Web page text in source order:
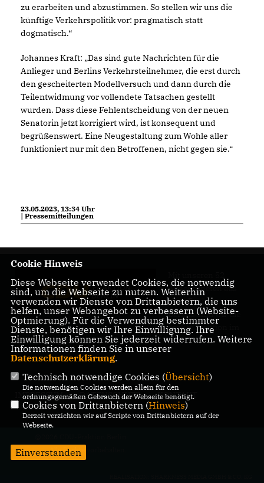
zu erarbeiten und abzustimmen. So stellen wir uns die
künftige Verkehrspolitik vor: pragmatisch statt
dogmatisch.“
Johannes Kraft: „Das sind gute Nachrichten für die
Anlieger und Berlins Verkehrsteilnehmer, die erst durch
den gescheiterten Modellversuch und dann durch die
Teilentwidmung vor vollendete Tatsachen gestellt
wurden. Dass diese Fehlentscheidung von der neuen
Senatorin jetzt korrigiert wird, ist konsequent und
begrüßenswert. Eine Neugestaltung zum Wohle aller
funktioniert nur mit den Betroffenen, nicht gegen sie.“
23.05.2023, 13:34 Uhr
| Pressemitteilungen
Abgeordneten aus
allen Bezirken
Berlins sind wir die
größte Fraktion im
Berliner Abgeordnetenhaus.
IMPRESSUM DATENSCHUTZ KONTAKT
Alle Rechte vorbehalten.
Cookie Hinweis
Diese Webseite verwendet Cookies, die notwendig
sind, um die Webseite zu nutzen. Weiterhin
verwenden wir Dienste von Drittanbietern, die uns
helfen, unser Webangebot zu verbessern (Website-
Optmierung). Für die Verwendung bestimmter
Dienste, benötigen wir Ihre Einwilligung. Ihre
Einwilligung können Sie jederzeit widerrufen. Weitere
Informationen finden Sie in unserer
Datenschutzerklärung.
Technisch notwendige Cookies (Übersicht)
Die notwendigen Cookies werden allein für den
ordnungsgemäßen Gebrauch der Webseite benötigt.
Cookies von Drittanbietern (Hinweis)
Derzeit verzichten wir auf Scripte von Drittanbietern auf der
Webseite.
Einverstanden